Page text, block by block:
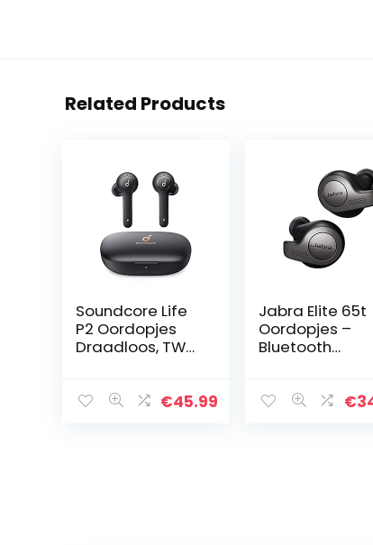
Related Products
Soundcore Life
P2 Oordopjes
Draadloos, TWS
met cVc 8.0€45.99
Jabra Elite 65t
Oordopjes –
Bluetooth
€